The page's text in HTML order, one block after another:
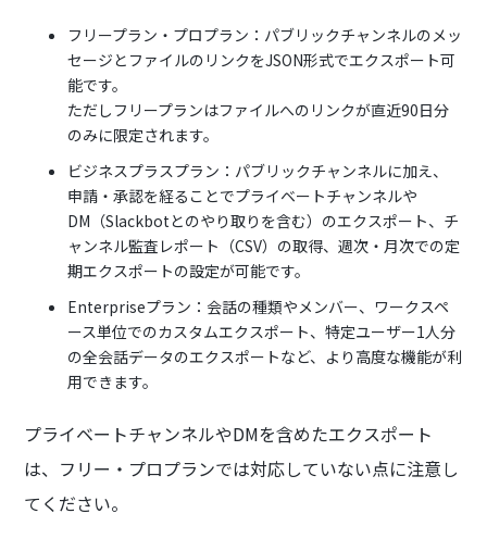
フリープラン・プロプラン：パブリックチャンネルのメッ
セージとファイルのリンクをJSON形式でエクスポート可
能です。
ただしフリープランはファイルへのリンクが直近90日分
のみに限定されます。
ビジネスプラスプラン：パブリックチャンネルに加え、
申請・承認を経ることでプライベートチャンネルや
DM（Slackbotとのやり取りを含む）のエクスポート、チ
ャンネル監査レポート（CSV）の取得、週次・月次での定
期エクスポートの設定が可能です。
Enterpriseプラン：会話の種類やメンバー、ワークスペ
ース単位でのカスタムエクスポート、特定ユーザー1人分
の全会話データのエクスポートなど、より高度な機能が利
用できます。
プライベートチャンネルやDMを含めたエクスポート
は、フリー・プロプランでは対応していない点に注意し
てください。